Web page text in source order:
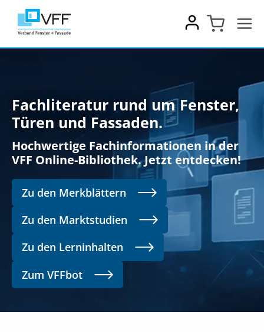
Inhalt
springen
Fachliteratur rund um Fenster,
Türen und Fassaden.
Hochwertige Fachinformationen in der
VFF Online-Bibliothek. Jetzt entdecken!
Zu den Merkblättern
Zu den Marktstudien
Zu den Lerninhalten
Zum VFFbot